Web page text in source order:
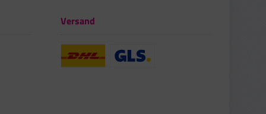
Versand